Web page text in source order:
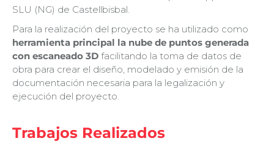
SLU (NG) de Castellbisbal.
Para la realización del proyecto se ha utilizado como
herramienta principal la nube de puntos generada
con escaneado 3D facilitando la toma de datos de
obra para crear el diseño, modelado y emisión de la
documentación necesaria para la legalización y
ejecución del proyecto.
Trabajos Realizados